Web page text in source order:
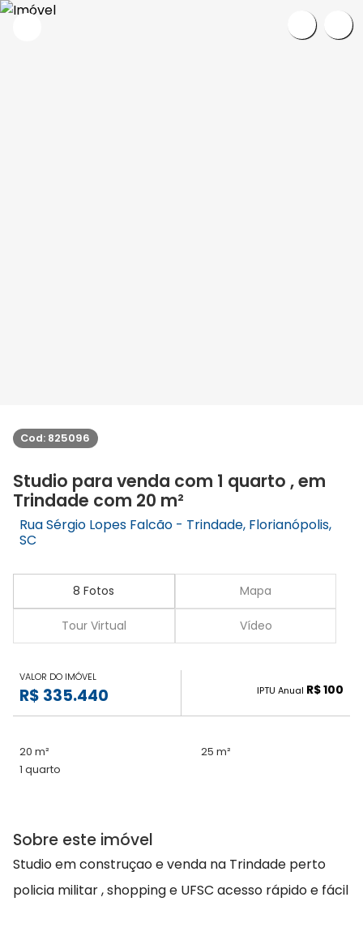
Cod: 825096
Studio para venda com 1 quarto , em
Trindade com 20 m²
Rua Sérgio Lopes Falcão - Trindade, Florianópolis,
SC
8 Fotos Mapa
Tour Virtual Vídeo
VALOR DO IMÓVEL
R$ 335.440 IPTU Anual R$ 100
20 m²
25 m²
1 quarto
Sobre este imóvel
Studio em construçao e venda na Trindade perto
policia militar , shopping e UFSC acesso rápido e fácil